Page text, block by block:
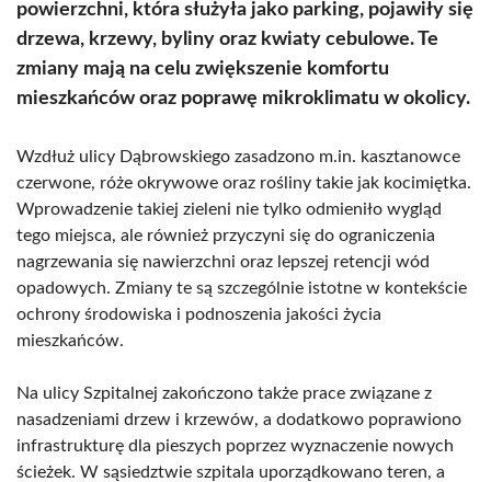
powierzchni, która służyła jako parking, pojawiły się
drzewa, krzewy, byliny oraz kwiaty cebulowe. Te
zmiany mają na celu zwiększenie komfortu
mieszkańców oraz poprawę mikroklimatu w okolicy.
Wzdłuż ulicy Dąbrowskiego zasadzono m.in. kasztanowce
czerwone, róże okrywowe oraz rośliny takie jak kocimiętka.
Wprowadzenie takiej zieleni nie tylko odmieniło wygląd
tego miejsca, ale również przyczyni się do ograniczenia
nagrzewania się nawierzchni oraz lepszej retencji wód
opadowych. Zmiany te są szczególnie istotne w kontekście
ochrony środowiska i podnoszenia jakości życia
mieszkańców.
Na ulicy Szpitalnej zakończono także prace związane z
nasadzeniami drzew i krzewów, a dodatkowo poprawiono
infrastrukturę dla pieszych poprzez wyznaczenie nowych
ścieżek. W sąsiedztwie szpitala uporządkowano teren, a